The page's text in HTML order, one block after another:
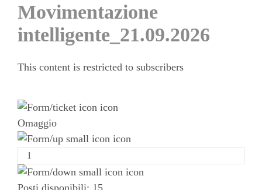
Movimentazione
intelligente_21.09.2026
This content is restricted to subscribers
Omaggio
Posti disponibili: 15